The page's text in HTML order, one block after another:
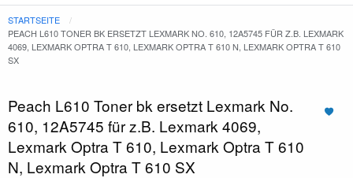
STARTSEITE
PEACH L610 TONER BK ERSETZT LEXMARK NO. 610, 12A5745 FÜR Z.B. LEXMARK
4069, LEXMARK OPTRA T 610, LEXMARK OPTRA T 610 N, LEXMARK OPTRA T 610
SX
Peach L610 Toner bk ersetzt Lexmark No.
610, 12A5745 für z.B. Lexmark 4069,
Lexmark Optra T 610, Lexmark Optra T 610
N, Lexmark Optra T 610 SX